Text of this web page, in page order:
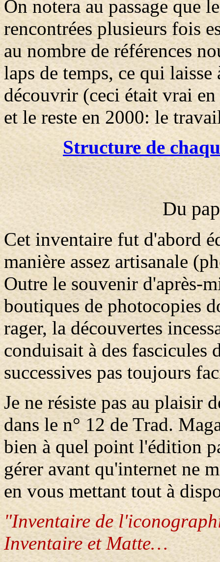
On notera au passage que
rencontrées plusieurs fois
au nombre de références
laps de temps, ce qui
découvrir (ceci était vrai
et le reste en 2000: le
Structure de
Du
Cet inventaire fut d'abord
manière assez artisanale
Outre le souvenir d'après-
boutiques de photocopies
rager, la découvertes
conduisait à des fascicules
successives pas toujours
Je ne résiste pas au plaisir
dans le n° 12 de Trad.
bien à quel point l'édition
gérer avant qu'internet ne
en vous mettant tout à
"Inventaire de
Inventaire et Matte…